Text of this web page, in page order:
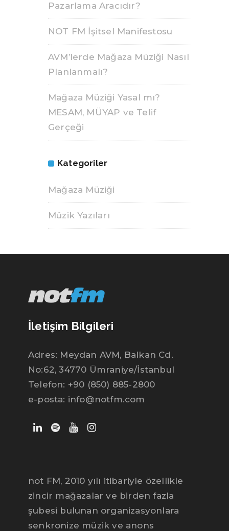
Pazarlama Aracıdır?
NOT FM İşitsel Manifestosu
AVM’lerde Mağaza Müziği Nasıl
Planlanmalı?
Mağaza Müziği Yasal mı?
MESAM, MÜYAP ve Telif
Gerçeği
Kategoriler
Mağaza Müziği
Müzik Yazıları
İletişim Bilgileri
Adres: Meydan AVM, Balkan Cd.
No:62, 34770 Ümraniye/İstanbul
Telefon: +90 (850) 885-2800
e-posta: info@notfm.com
not FM, 2010 yılı itibariyle özellikle
zincir mağazalar ve birden fazla
şubesi bulunan organizasyonlara
senkronize müzik ve anons